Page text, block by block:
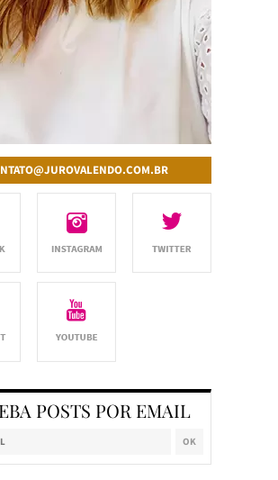
POSTS POR EMAIL